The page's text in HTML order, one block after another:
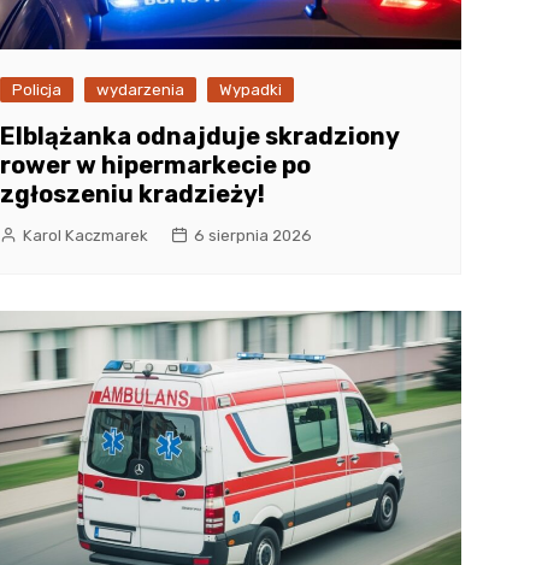
Policja wydarzenia Wypadki
Elblążanka odnajduje skradziony
rower w hipermarkecie po
zgłoszeniu kradzieży!
Karol Kaczmarek 6 sierpnia 2026